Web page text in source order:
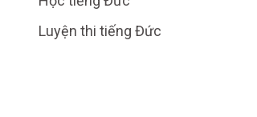
Luyện thi tiếng Đức